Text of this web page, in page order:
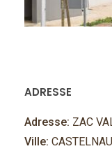
ADRESSE
Adresse: ZAC
Ville: